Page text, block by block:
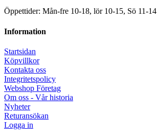
Öppettider: Mån-fre 10-18, lör 10-15, Sö 11-14
Information
Startsidan
Köpvillkor
Kontakta oss
Integritetspolicy
Webshop Företag
Om oss - Vår historia
Nyheter
Returansökan
Logga in